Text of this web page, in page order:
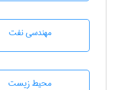
مهندسی نفت
محيط زيست